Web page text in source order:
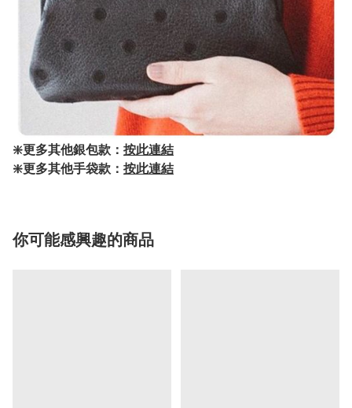
❇️更多其他銀包款： 按此連結
❇️更多其他手袋款： 按此連結
你可能感興趣的商品